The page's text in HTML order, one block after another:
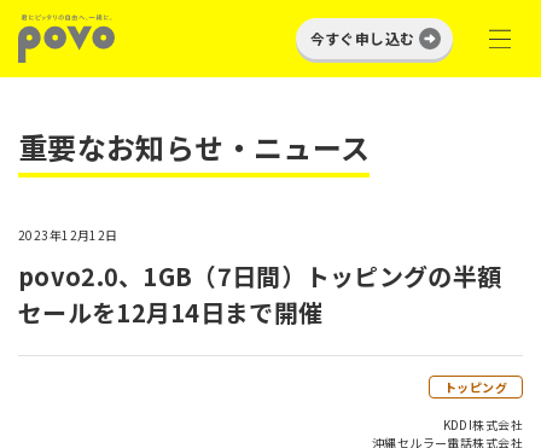
今すぐ申し込む
重要なお知らせ・ニュース
2023年12月12日
povo2.0、1GB（7日間）トッピングの半額
セールを12月14日まで開催
トッピング
KDDI株式会社
沖縄セルラー電話株式会社